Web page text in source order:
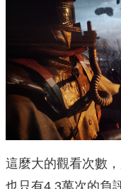
這麼大的觀看次數